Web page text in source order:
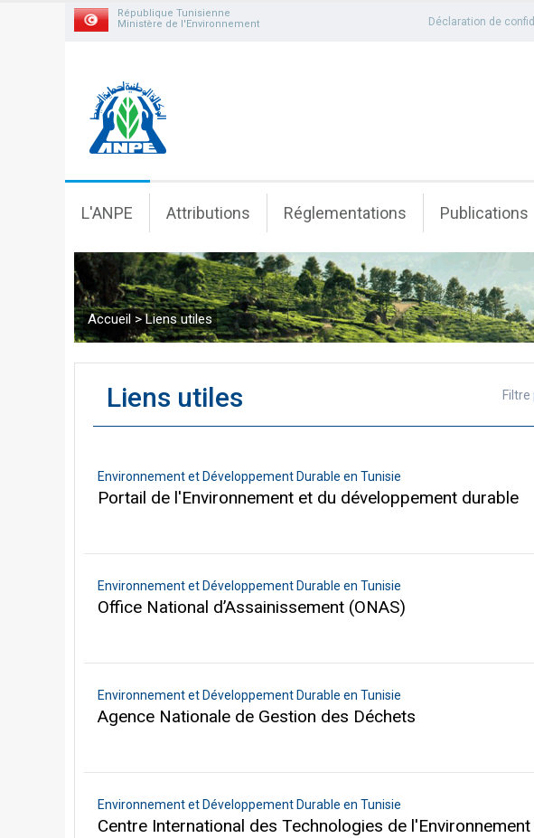
République Tunisienne
Ministère de l'Environnement
Déclaration de
L'ANPE Attributions Réglementations Publications
Accueil >Liens utiles
Liens utiles Filtre
Environnement et Développement Durable en Tunisie
Portail de l'Environnement et du développement durable
Environnement et Développement Durable en Tunisie
Office National d’Assainissement (ONAS)
Environnement et Développement Durable en Tunisie
Agence Nationale de Gestion des Déchets
Environnement et Développement Durable en Tunisie
Centre International des Technologies de